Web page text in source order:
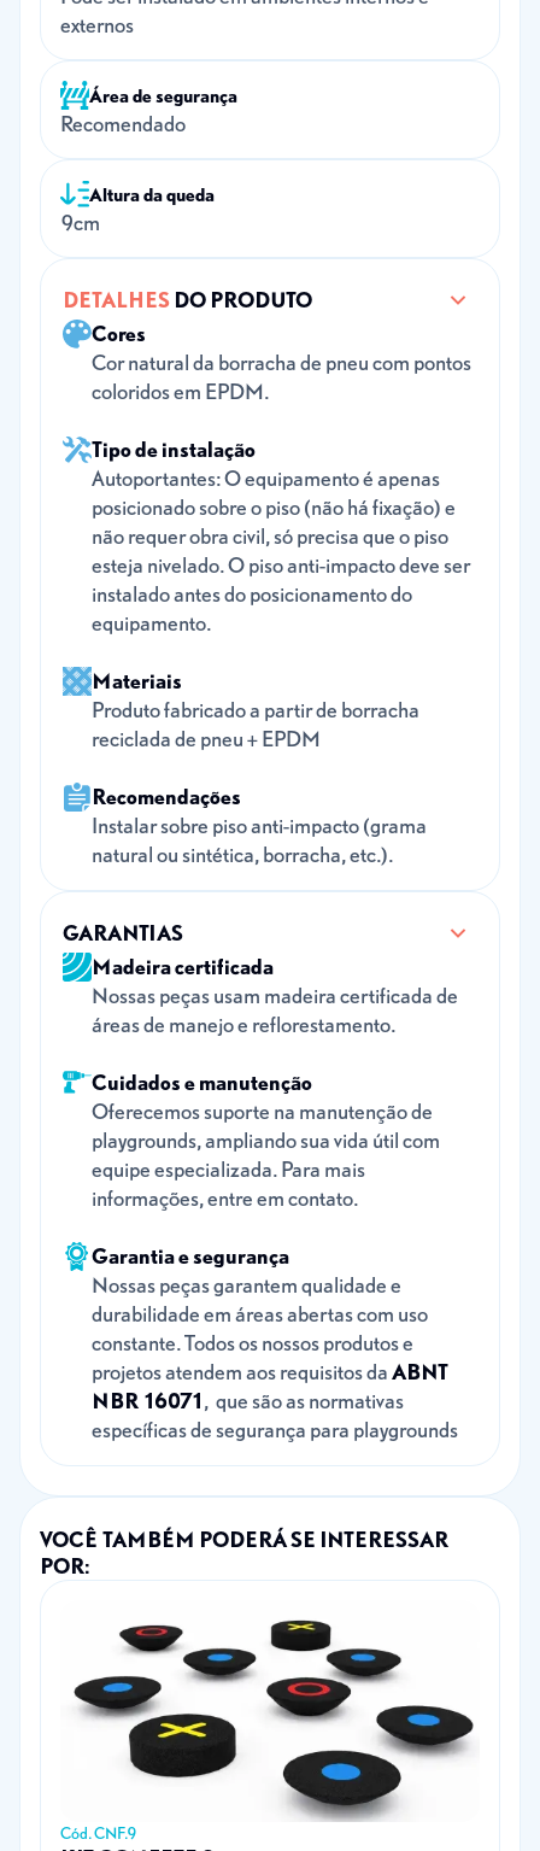
externos
Área de segurança
Recomendado
Altura da queda
9cm
DETALHESDO PRODUTO
Cores
Cor natural da borracha de pneu com pontos
coloridos em EPDM.
Tipo de instalação
Autoportantes: O equipamento é apenas
posicionado sobre o piso (não há fixação) e
não requer obra civil, só precisa que o piso
esteja nivelado. O piso anti-impacto deve ser
instalado antes do posicionamento do
equipamento.
Materiais
Produto fabricado a partir de borracha
reciclada de pneu + EPDM
Recomendações
Instalar sobre piso anti-impacto (grama
natural ou sintética, borracha, etc.).
GARANTIAS
Madeira certificada
Nossas peças usam madeira certificada de
áreas de manejo e reflorestamento.
Cuidados e manutenção
Oferecemos suporte na manutenção de
playgrounds, ampliando sua vida útil com
equipe especializada. Para mais
informações, entre em contato.
Garantia e segurança
Nossas peças garantem qualidade e
durabilidade em áreas abertas com uso
constante. Todos os nossos produtos e
projetos atendem aos requisitos daABNT
NBR 16071, que são as normativas
específicas de segurança para playgrounds
VOCÊ TAMBÉM PODERÁ SE INTERESSAR
POR:
Cód. CNF.9